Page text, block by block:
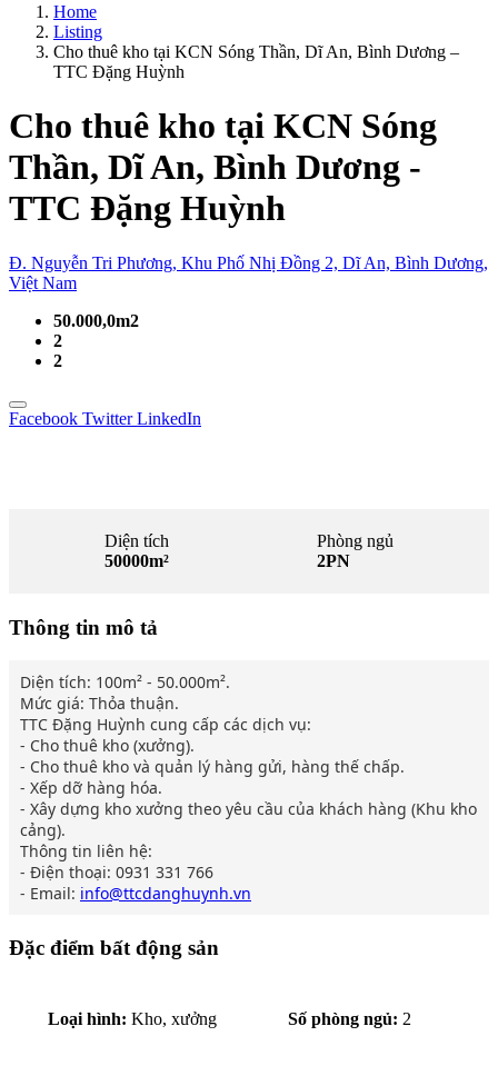
Home
Listing
Cho thuê kho tại KCN Sóng Thần, Dĩ An, Bình Dương –
TTC Đặng Huỳnh
Cho thuê kho tại KCN Sóng
Thần, Dĩ An, Bình Dương -
TTC Đặng Huỳnh
Đ. Nguyễn Tri Phương, Khu Phố Nhị Đồng 2, Dĩ An, Bình Dương,
Việt Nam
50.000,0m2
2
2
Facebook TwitterLinkedIn
Diện tích
50000m²
Phòng ngủ
2PN
Thông tin mô tả
Diện tích: 100m² - 50.000m².
Mức giá: Thỏa thuận.
TTC Đặng Huỳnh cung cấp các dịch vụ:
- Cho thuê kho (xưởng).
- Cho thuê kho và quản lý hàng gửi, hàng thế chấp.
- Xếp dỡ hàng hóa.
- Xây dựng kho xưởng theo yêu cầu của khách hàng (Khu kho
cảng).
Thông tin liên hệ:
- Điện thoại: 0931 331 766
- Email: info@ttcdanghuynh.vn
Đặc điểm bất động sản
Loại hình: Kho, xưởng Số phòng ngủ: 2